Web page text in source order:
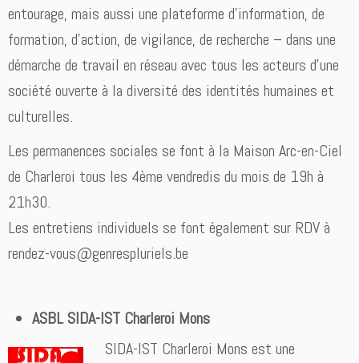
entourage, mais aussi une plateforme d’information, de
formation, d’action, de vigilance, de recherche – dans une
démarche de travail en réseau avec tous les acteurs d’une
société ouverte à la diversité des identités humaines et
culturelles.
Les permanences sociales se font à la Maison Arc-en-Ciel
de Charleroi tous les 4ème vendredis du mois de 19h à
21h30.
Les entretiens individuels se font également sur RDV à
rendez-vous@genrespluriels.be
ASBL SIDA-IST Charleroi Mons
SIDA-IST Charleroi Mons est une